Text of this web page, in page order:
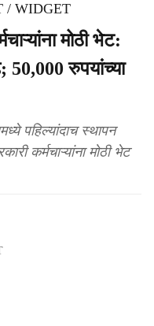
/ WIDGET
मोठी भेट:
50,000 रुपयांच्या
पहिल्यांदाच स्थापन
कर्मचाऱ्यांना मोठी भेट